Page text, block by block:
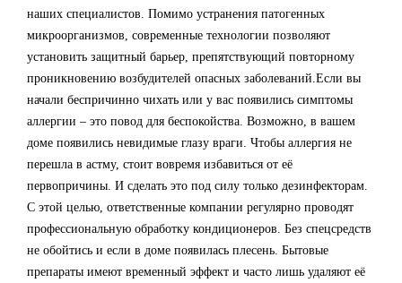
наших специалистов. Помимо устранения патогенных
микроорганизмов, современные технологии позволяют
установить защитный барьер, препятствующий повторному
проникновению возбудителей опасных заболеваний.Если вы
начали беспричинно чихать или у вас появились симптомы
аллергии – это повод для беспокойства. Возможно, в вашем
доме появились невидимые глазу враги. Чтобы аллергия не
перешла в астму, стоит вовремя избавиться от её
первопричины. И сделать это под силу только дезинфекторам.
С этой целью, ответственные компании регулярно проводят
профессиональную обработку кондиционеров. Без спецсредств
не обойтись и если в доме появилась плесень. Бытовые
препараты имеют временный эффект и часто лишь удаляют её